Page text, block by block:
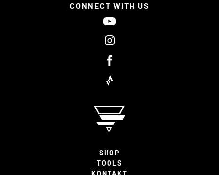
CONNECT WITH US
SHOP
TOOLS
KONTAKT